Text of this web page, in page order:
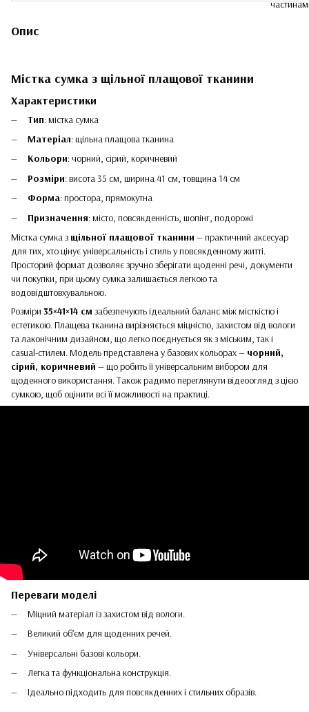
Опис
Містка сумка з щільної плащової тканини
Характеристики
Тип: містка сумка
Матеріал: щільна плащова тканина
Кольори: чорний, сірий, коричневий
Розміри: висота 35 см, ширина 41 см, товщина 14 см
Форма: простора, прямокутна
Призначення: місто, повсякденність, шопінг, подорожі
Містка сумка з щільної плащової тканини — практичний аксесуар
для тих, хто цінує універсальність і стиль у повсякденному житті.
Просторий формат дозволяє зручно зберігати щоденні речі, документи
чи покупки, при цьому сумка залишається легкою та
водовідштовхувальною.
Розміри 35×41×14 см забезпечують ідеальний баланс між місткістю і
естетикою. Плащева тканина вирізняється міцністю, захистом від вологи
та лаконічним дизайном, що легко поєднується як з міським, так і
casual-стилем. Модель представлена у базових кольорах — чорний,
сірий, коричневий — що робить її універсальним вибором для
щоденного використання. Також радимо переглянути відеоогляд з цією
сумкою, щоб оцінити всі її можливості на практиці.
Переваги моделі
Міцний матеріал із захистом від вологи.
Великий об’єм для щоденних речей.
Універсальні базові кольори.
Легка та функціональна конструкція.
Ідеально підходить для повсякденних і стильних образів.